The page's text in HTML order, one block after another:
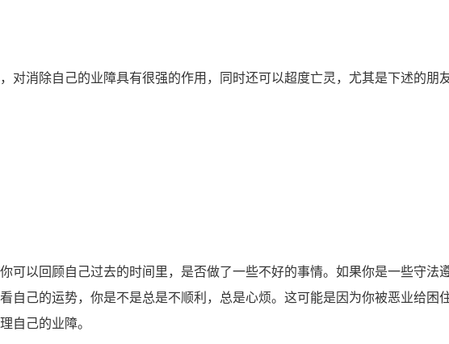
消除自己的业障具有很强的作用，同时还可以超度亡灵，尤其是下述的朋
以回顾自己过去的时间里，是否做了一些不好的事情。如果你是一些守法
自己的运势，你是不是总是不顺利，总是心烦。这可能是因为你被恶业给困
自己的业障。